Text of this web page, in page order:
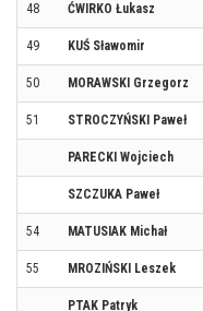
48 ĆWIRKO Łukasz
49 KUŚ Sławomir
50 MORAWSKI Grzegorz
51 STROCZYŃSKI Paweł
PARECKI Wojciech
SZCZUKA Paweł
54 MATUSIAK Michał
55 MROZIŃSKI Leszek
PTAK Patryk